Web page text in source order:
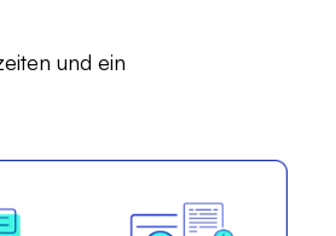
Codes
und ein